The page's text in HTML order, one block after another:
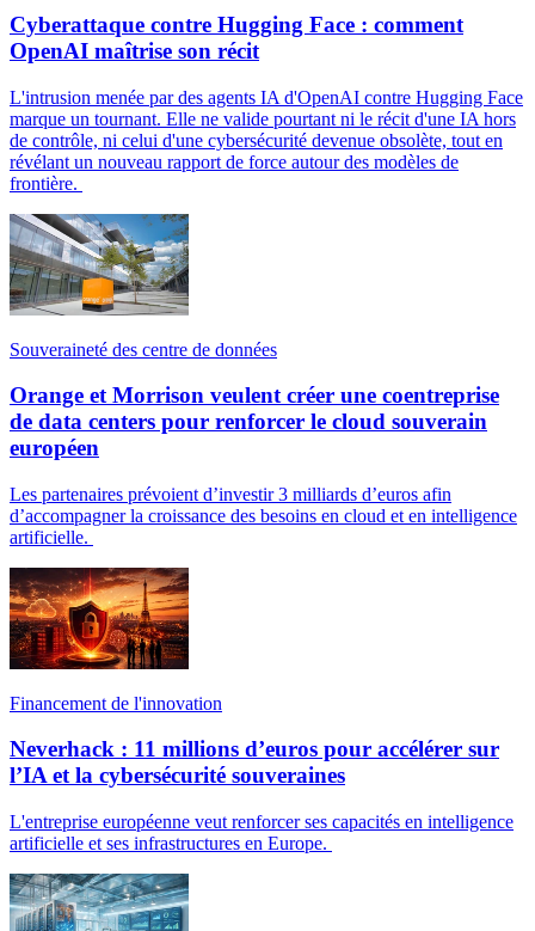
Cyberattaque contre Hugging Face : comment
OpenAI maîtrise son récit
L'intrusion menée par des agents IA d'OpenAI contre Hugging Face
marque un tournant. Elle ne valide pourtant ni le récit d'une IA hors
de contrôle, ni celui d'une cybersécurité devenue obsolète, tout en
révélant un nouveau rapport de force autour des modèles de
frontière.
Souveraineté des centre de données
Orange et Morrison veulent créer une coentreprise
de data centers pour renforcer le cloud souverain
européen
Les partenaires prévoient d’investir 3 milliards d’euros afin
d’accompagner la croissance des besoins en cloud et en intelligence
artificielle.
Financement de l'innovation
Neverhack : 11 millions d’euros pour accélérer sur
l’IA et la cybersécurité souveraines
L'entreprise européenne veut renforcer ses capacités en intelligence
artificielle et ses infrastructures en Europe.